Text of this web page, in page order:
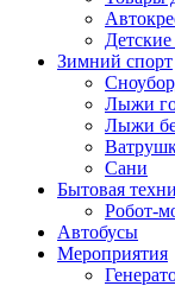
Детские
Зимний спорт
Лыжи
Лыжи
Сани
Бытовая
Робот-
Автобусы
Мероприятия